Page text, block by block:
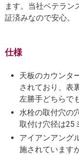
ます。当社ベテラン
証済みなので安心。
仕様
天板のカウンタ
されており、表
左勝手どちらで
水栓の取付穴の
取付け穴径は25
アイアンアング
施されています